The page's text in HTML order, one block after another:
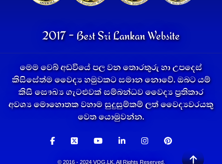
2017 - Best Sri Lankan Website
මෙම වෙබ් අඩවියේ පල වන තොරතුරු හා උපදෙස්
කිසිසේත්ම වෛද්‍ය හමුවකට සමාන නොවේ. ඔබට යම්
කිසි සෞඛ්‍ය ගැටළුවක් සම්බන්ධව වෛද්‍ය ප්‍රතිකාර
අවශ්‍ය මොහොතක වහාම සුදුසුම්කම් ලත් වෛද්‍යවරයකු
වෙත යොමුවන්න.
© 2016 - 2024 VOG.LK. All Rights Reserved.